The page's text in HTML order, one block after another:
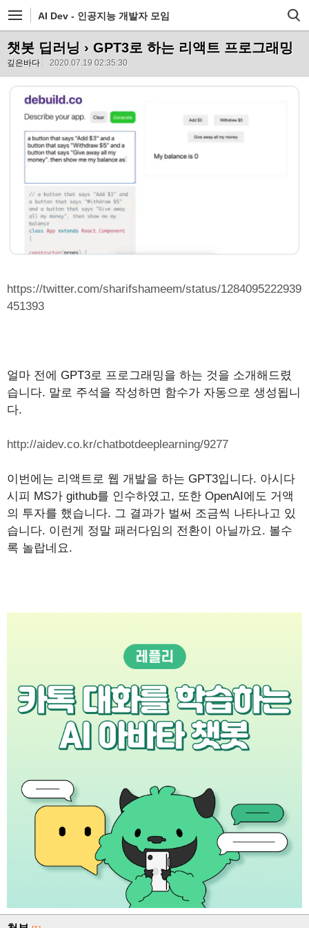
AI Dev - 인공지능 개발자 모임
챗봇 딥러닝 › GPT3로 하는 리액트 프로그래밍
깊은바다 2020.07.19 02:35:30
https://twitter.com/sharifshameem/status/1284095222939
451393
얼마 전에 GPT3로 프로그래밍을 하는 것을 소개해드렸
습니다. 말로 주석을 작성하면 함수가 자동으로 생성됩니
다.
http://aidev.co.kr/chatbotdeeplearning/9277
이번에는 리액트로 웹 개발을 하는 GPT3입니다. 아시다
시피 MS가 github를 인수하였고, 또한 OpenAI에도 거액
의 투자를 했습니다. 그 결과가 벌써 조금씩 나타나고 있
습니다. 이런게 정말 패러다임의 전환이 아닐까요. 볼수
록 놀랍네요.